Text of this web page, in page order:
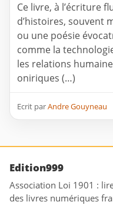
Ce livre, à l’écriture
d’histoires, souvent
ou une poésie
comme la
les relations
oniriques (…)
Ecrit parAndre Gouyneau
Edition999
Association Loi 1901 :
des livres numériques